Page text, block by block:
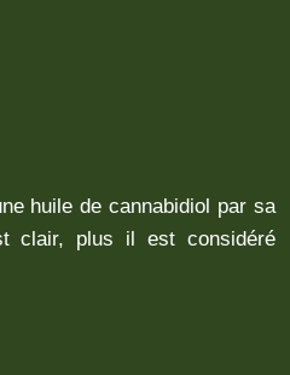
huile de cannabidiol par sa
clair, plus il est considéré